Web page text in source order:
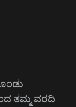
ತಮ್ಮ ವರದಿ